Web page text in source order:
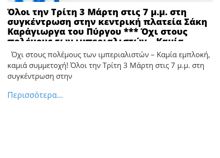
Όλοι την Τρίτη 3 Μάρτη στις 7 μ.μ. στη
συγκέντρωση στην κεντρική πλατεία Σάκη
Καράγιωργα του Πύργου *** Όχι στους
πολέμους των ιμπεριαλιστών – Καμία
εμπλοκή, καμιά συμμετοχή!
Όχι στους πολέμους των ιμπεριαλιστών – Καμία εμπλοκή,
καμιά συμμετοχή! Όλοι την Τρίτη 3 Μάρτη στις 7 μ.μ. στη
συγκέντρωση στην
Περισσότερα...